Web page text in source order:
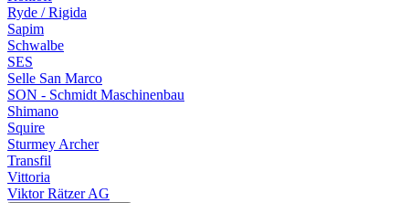
Ryde / Rigida
Sapim
Schwalbe
SES
Selle San Marco
SON - Schmidt Maschinenbau
Shimano
Squire
Sturmey Archer
Transfil
Vittoria
Viktor Rätzer AG